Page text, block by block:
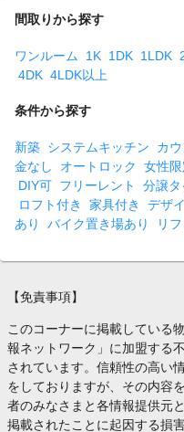
間取りから探す
ワンルーム 1K 1DK 1LDK
4DK 4LDK以上
条件から探す
新築 システムキッチン カ
金なし
オートロック 女性限
DIY可 フリーレント 分譲タ
ロフト付き
家具付き デザ
あり
バイク置き場あり リ
【免責事項】
このコーナーに掲載している
報ネットワーク」に加盟する
されています。信頼性の高い
をしておりますが、その内容
者のみなさまと各情報提供元
掲載されたことに起因する損